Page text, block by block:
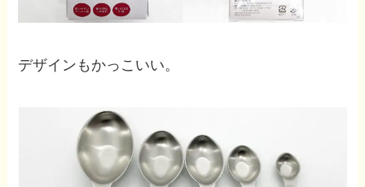
デザインもかっこいい。